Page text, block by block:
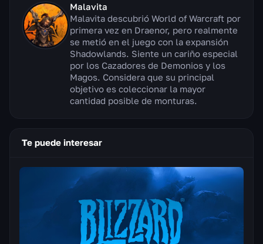
Malavita
Malavita descubrió World of Warcraft por
primera vez en Draenor, pero realmente
se metió en el juego con la expansión
Shadowlands. Siente un cariño especial
por los Cazadores de Demonios y los
Magos. Considera que su principal
objetivo es coleccionar la mayor
cantidad posible de monturas.
Te puede interesar